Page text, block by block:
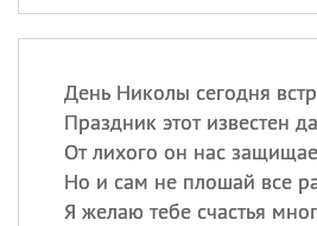
День Николы сегодня
Праздник этот известен
От лихого он нас
Но и сам не плошай все
Я желаю тебе счастья